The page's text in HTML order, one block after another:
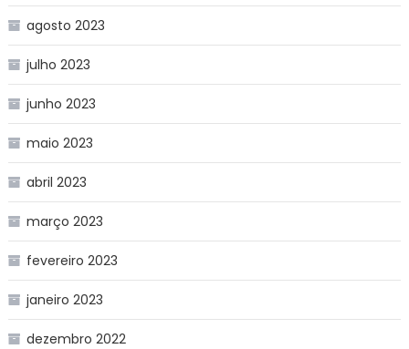
agosto 2023
julho 2023
junho 2023
maio 2023
abril 2023
março 2023
fevereiro 2023
janeiro 2023
dezembro 2022